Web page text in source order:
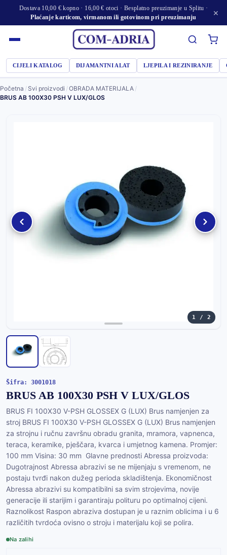
Dostava 10,00 € kopno · 16,00 € otoci · Besplatno preuzimanje u Splitu ·
Plaćanje karticom, virmanom ili gotovinom pri preuzimanju
×
CIJELI KATALOG DIJAMANTNI ALAT LJEPILA I REZINIRANJE
Početna / Svi proizvodi /OBRADA MATERIJALA /
BRUS AB 100X30 PSH V LUX/GLOS
1 / 2
Šifra: 3001018
BRUS AB 100X30 PSH V LUX/GLOS
BRUS FI 100X30 V-PSH GLOSSEX G (LUX) Brus namjenjen za
stroj BRUS FI 100X30 V-PSH GLOSSEX G (LUX) Brus namjenjen
za strojnu i ručnu završnu obradu granita, mramora, vapnenca,
teraca, keramike, pješčara, kvarca i umjetnog kamena. Promjer:
100 mm Visina: 30 mm Glavne prednosti Abressa proizvoda:
Dugotrajnost Abressa abrazivi se ne mijenjaju s vremenom, ne
postaju tvrđi nakon dužeg perioda skladištenja. Ekonomičnost
Abressa abrazivi su kompatibilni sa svim strojevima, novije
generacije ili starijim i garantiraju polituru po optimalnoj cijeni.
Raznolikost Raspon abraziva dostupan je u raznim oblicima i u 6
različitih tvrdoća ovisno o stroju i materijalu koji se polira.
Na zalihi